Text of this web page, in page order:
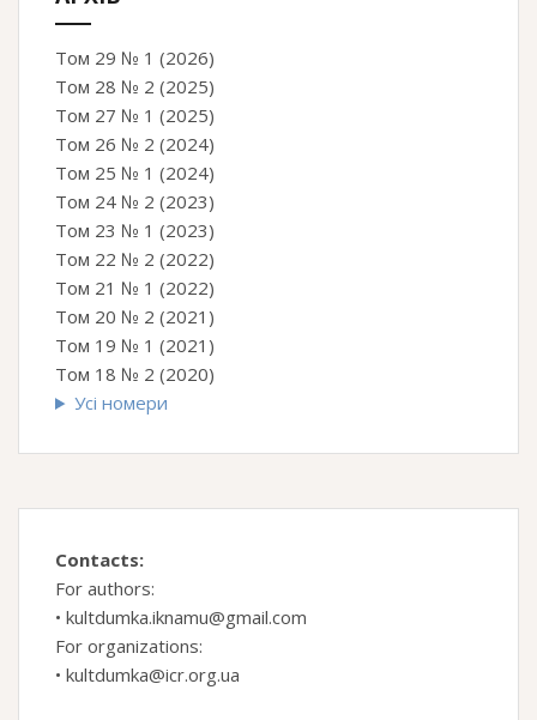
Том 29 № 1 (2026)
Том 28 № 2 (2025)
Том 27 № 1 (2025)
Том 26 № 2 (2024)
Том 25 № 1 (2024)
Том 24 № 2 (2023)
Том 23 № 1 (2023)
Том 22 № 2 (2022)
Том 21 № 1 (2022)
Том 20 № 2 (2021)
Том 19 № 1 (2021)
Том 18 № 2 (2020)
Усі номери
Contacts:
For authors:
• kultdumka.iknamu@gmail.com
For organizations:
• kultdumka@icr.org.ua